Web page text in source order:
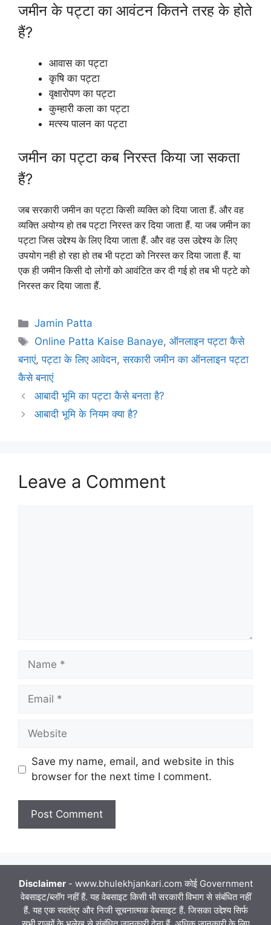
जमीन के पट्टा का आवंटन कितने तरह के होते
हैं?
आवास का पट्टा
कृषि का पट्टा
वृक्षारोपण का पट्टा
कुम्हारी कला का पट्टा
मत्स्य पालन का पट्टा
जमीन का पट्टा कब निरस्त किया जा सकता
हैं?
जब सरकारी जमीन का पट्टा किसी व्यक्ति को दिया जाता हैं. और वह
व्यक्ति अयोग्य हो तब पट्टा निरस्त कर दिया जाता हैं. या जब जमीन का
पट्टा जिस उद्देश्य के लिए दिया जाता हैं. और वह उस उद्देश्य के लिए
उपयोग नही हो रहा हो तब भी पट्टा को निरस्त कर दिया जाता हैं. या
एक ही जमीन किसी दो लोगों को आवंटित कर दी गई हो तब भी पट्टे को
निरस्त कर दिया जाता हैं.
Categories
Jamin Patta
Tags
Online Patta Kaise Banaye,ऑनलाइन पट्टा कैसे
बनाएं,पट्टा के लिए आवेदन,सरकारी जमीन का ऑनलाइन पट्टा
कैसे बनाएं
आबादी भूमि का पट्टा कैसे बनता है?
आबादी भूमि के नियम क्या है?
Leave a Comment
Name
Email
Website
Save my name, email, and website in this
browser for the next time I comment.
Disclaimer- www.bhulekhjankari.com कोई Government
वेबसाइट/ब्लॉग नहीं हैं. यह वेबसाइट किसी भी सरकारी विभाग से संबंधित नहीं
हैं. यह एक स्वतंत्र और निजी सूचनात्मक वेबसाइट हैं. जिसका उद्देश्य सिर्फ